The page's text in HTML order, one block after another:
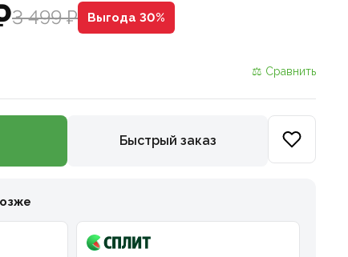
3 499 ₽ Выгода 30%
⚖ Сравнить
Быстрый заказ